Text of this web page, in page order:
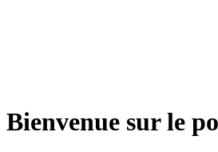
Bienvenue sur le